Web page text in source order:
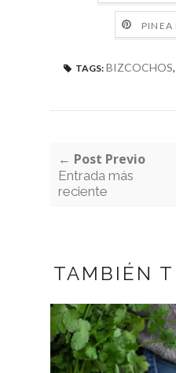
PINEA
TAGS: BIZCOCHOS,
← Post Previo
Entrada más
reciente
TAMBIÉN